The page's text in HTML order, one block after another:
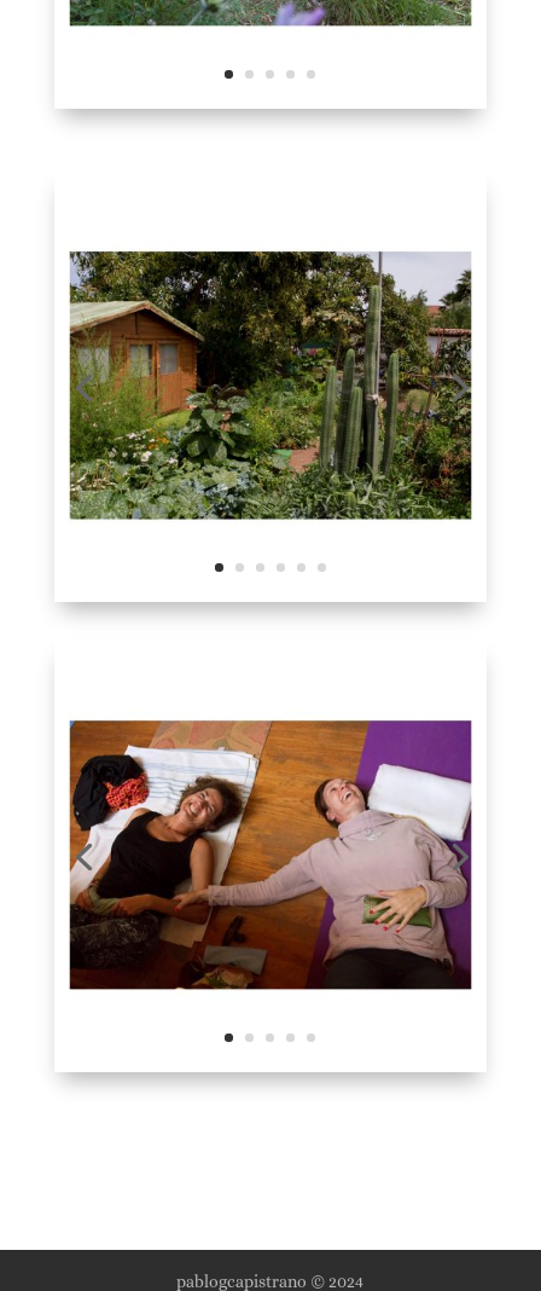
pablogcapistrano © 2024